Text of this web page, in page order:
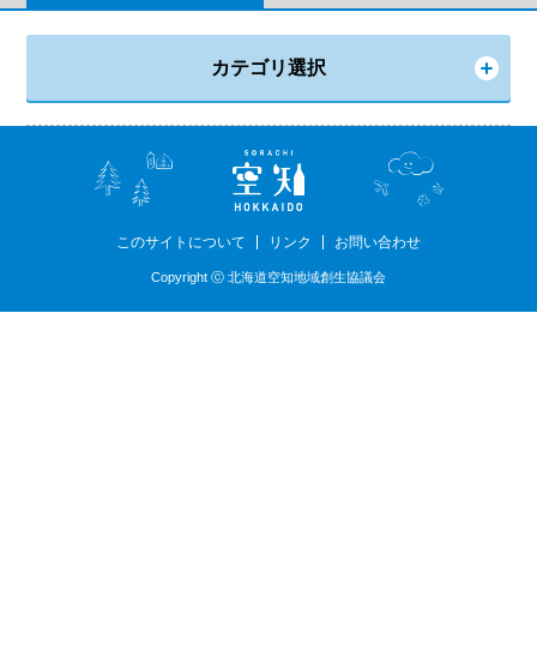
カテゴリ選択
このサイトについて リンク お問い合わせ
Copyright ⓒ 北海道空知地域創生協議会